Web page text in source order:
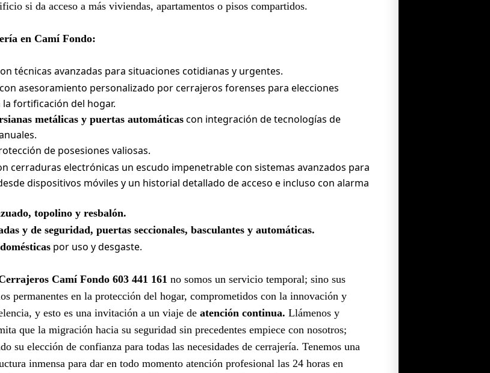
si da acceso a más viviendas, apartamentos o pisos compartidos.
en Camí Fondo:
técnicas avanzadas para situaciones cotidianas y urgentes.
asesoramiento personalizado por cerrajeros forenses para elecciones
fortificación del hogar.
metálicas y puertas automáticas con integración de tecnologías de
de posesiones valiosas.
cerraduras electrónicas un escudo impenetrable con sistemas avanzados para
dispositivos móviles y un historial detallado de acceso e incluso con alarma
topolino y resbalón.
y de seguridad, puertas seccionales, basculantes y automáticas.
por uso y desgaste.
Camí Fondo 603 441 161 no somos un servicio temporal; sino sus
permanentes en la protección del hogar, comprometidos con la innovación y
y esto es una invitación a un viaje de atención continua. Llámenos y
que la migración hacia su seguridad sin precedentes empiece con nosotros;
su elección de confianza para todas las necesidades de cerrajería. Tenemos una
inmensa para dar en todo momento atención profesional las 24 horas en